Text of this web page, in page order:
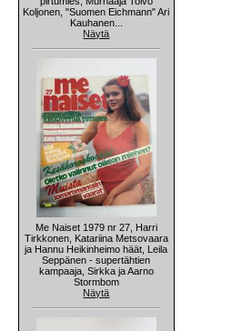
Koljonen, "Suomen Eichmann" Ari
Kauhanen...
Näytä
Me Naiset 1979 nr 27, Harri
Tirkkonen, Katariina Metsovaara
ja Hannu Heikinheimo häät, Leila
Seppänen - supertähtien
kampaaja, Sirkka ja Aarno
Stormbom
Näytä